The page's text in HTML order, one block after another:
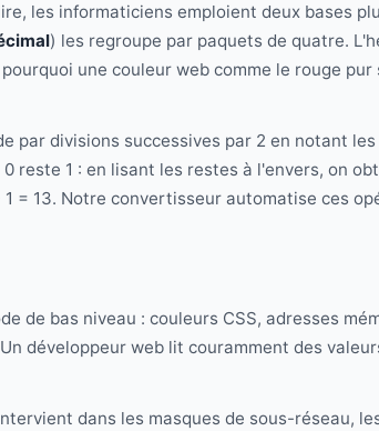
les informaticiens emploient deux bases
) les regroupe par paquets de quatre.
une couleur web comme le rouge
par divisions successives par 2 en notant
reste 1 : en lisant les restes à l'envers, on
= 13. Notre convertisseur automatise ces
de bas niveau : couleurs CSS, adresses
développeur web lit couramment des
dans les masques de sous-réseau,